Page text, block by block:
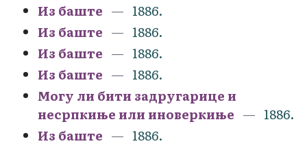
Из баште
1886.
Из баште
1886.
Из баште
1886.
Из баште
1886.
Могу ли бити задругарице и
несрпкиње или иноверкиње
1886.
Из баште
1886.